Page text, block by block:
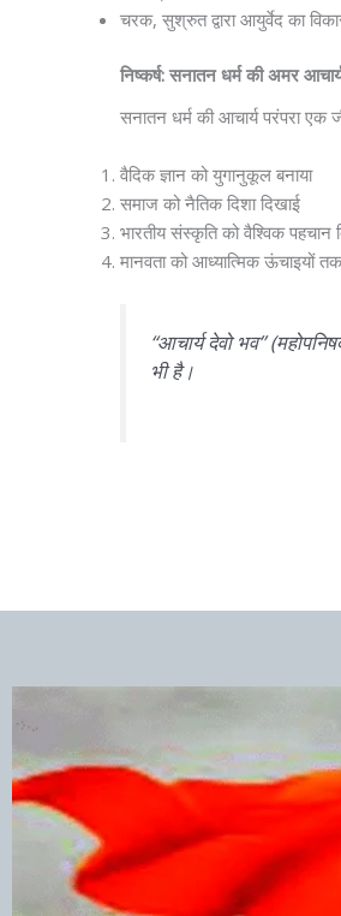
चरक, सुश्रुत द्वारा आयुर्वेद का
निष्कर्ष: सनातन धर्म की अमर
सनातन धर्म की आचार्य परंपरा
वैदिक ज्ञान को युगानुकूल बनाया
समाज को नैतिक दिशा दिखाई
भारतीय संस्कृति को वैश्विक पहचान
मानवता को आध्यात्मिक ऊंचाइयों
“आचार्य देवो भव”
भी है।